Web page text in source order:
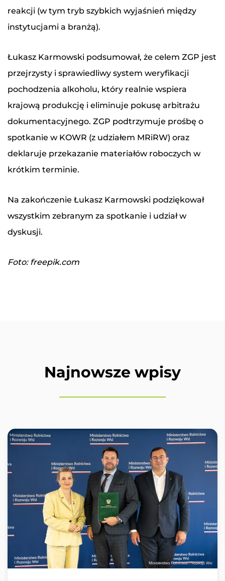
reakcji (w tym tryb szybkich wyjaśnień między
instytucjami a branżą).
Łukasz Karmowski podsumował, że celem ZGP jest
przejrzysty i sprawiedliwy system weryfikacji
pochodzenia alkoholu, który realnie wspiera
krajową produkcję i eliminuje pokusę arbitrażu
dokumentacyjnego. ZGP podtrzymuje prośbę o
spotkanie w KOWR (z udziałem MRiRW) oraz
deklaruje przekazanie materiałów roboczych w
krótkim terminie.
Na zakończenie Łukasz Karmowski podziękował
wszystkim zebranym za spotkanie i udział w
dyskusji.
Foto: freepik.com
Najnowsze wpisy